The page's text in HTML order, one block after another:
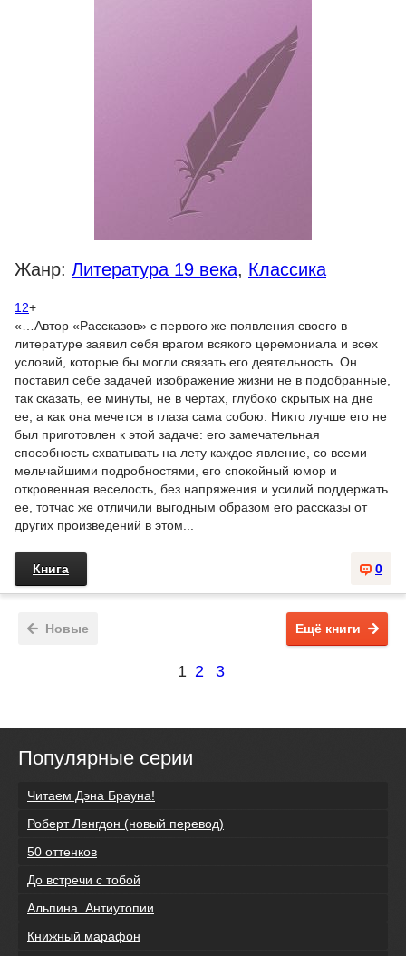
Жанр: Литература 19 века, Классика
12+
«…Автор «Рассказов» с первого же появления своего в
литературе заявил себя врагом всякого церемониала и всех
условий, которые бы могли связать его деятельность. Он
поставил себе задачей изображение жизни не в подобранные,
так сказать, ее минуты, не в чертах, глубоко скрытых на дне
ее, а как она мечется в глаза сама собою. Никто лучше его не
был приготовлен к этой задаче: его замечательная
способность схватывать на лету каждое явление, со всеми
мельчайшими подробностями, его спокойный юмор и
откровенная веселость, без напряжения и усилий поддержать
ее, тотчас же отличили выгодным образом его рассказы от
других произведений в этом...
0
Книга
Новые Ещё книги
1 2 3
Популярные серии
Читаем Дэна Брауна!
Роберт Ленгдон (новый перевод)
50 оттенков
До встречи с тобой
Альпина. Антиутопии
Книжный марафон